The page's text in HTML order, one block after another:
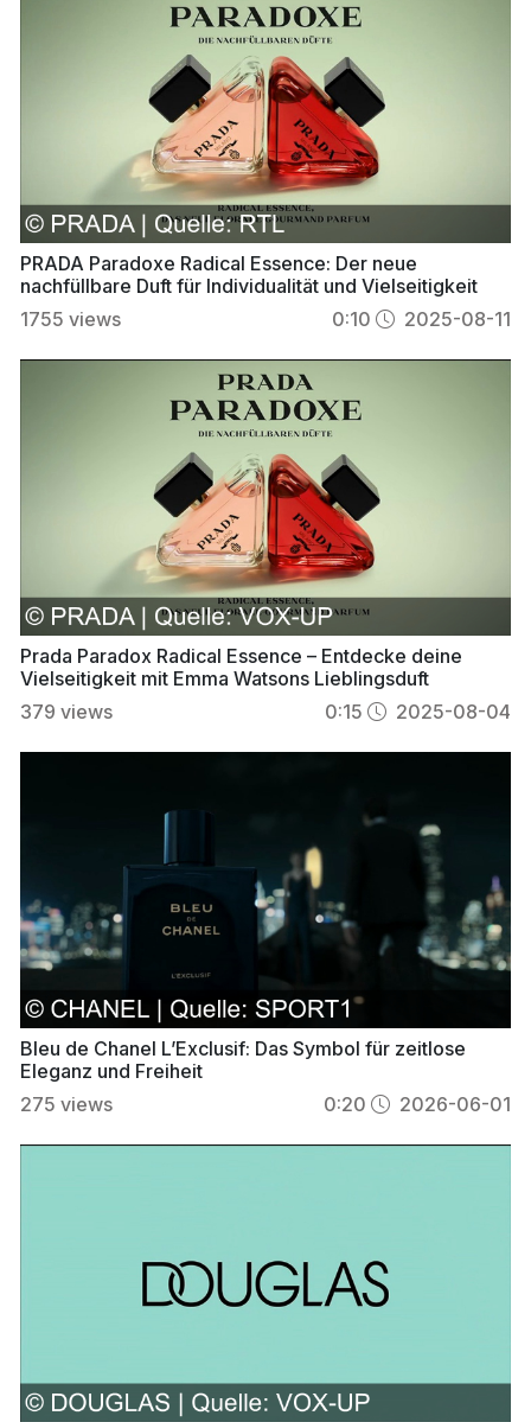
PRADA Paradoxe Radical Essence: Der neue
nachfüllbare Duft für Individualität und Vielseitigkeit
1755 views 0:10 2025-08-11
Prada Paradox Radical Essence – Entdecke deine
Vielseitigkeit mit Emma Watsons Lieblingsduft
379 views 0:15 2025-08-04
Bleu de Chanel L’Exclusif: Das Symbol für zeitlose
Eleganz und Freiheit
275 views 0:20 2026-06-01